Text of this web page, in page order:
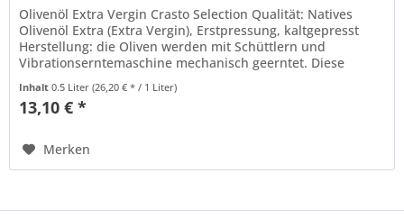
Olivenöl Extra Vergin Crasto Selection Qualität: Natives
Olivenöl Extra (Extra Vergin), Erstpressung, kaltgepresst
Herstellung: die Oliven werden mit Schüttlern und
Vibrationserntemaschine mechanisch geerntet. Diese
Inhalt0.5 Liter(26,20 € * / 1 Liter)
13,10 € *
Merken